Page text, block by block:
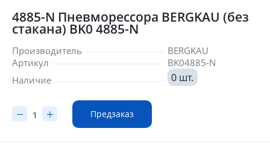
4885-N Пневморессора BERGKAU (без
стакана) BK0 4885-N
Производитель
BERGKAU
Артикул
BK04885-N
Наличие
0 шт.
Предзаказ